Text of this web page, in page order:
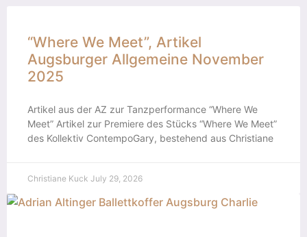
“Where We Meet”, Artikel
Augsburger Allgemeine November
2025
Artikel aus der AZ zur Tanzperformance “Where We
Meet” Artikel zur Premiere des Stücks “Where We Meet”
des Kollektiv ContempoGary, bestehend aus Christiane
Christiane Kuck July 29, 2026